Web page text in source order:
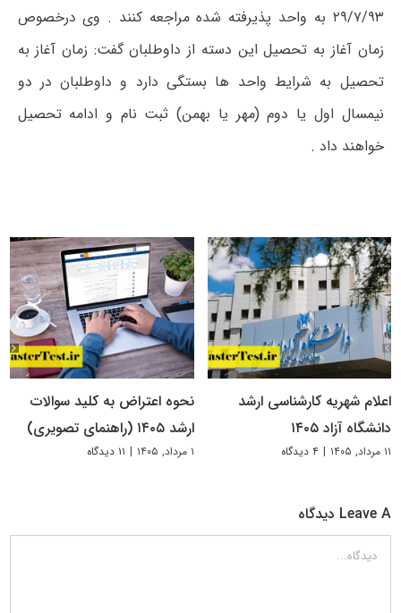
۲۹/۷/۹۳ به واحد پذیرفته شده مراجعه کنند . وی درخصوص
زمان آغاز به تحصیل این دسته از داوطلبان گفت: زمان آغاز به
تحصیل به شرایط واحد ها بستگی دارد و داوطلبان در دو
نیمسال اول یا دوم (مهر یا بهمن) ثبت نام و ادامه تحصیل
خواهند داد .
اعلام شهریه کارشناسی ارشد
دانشگاه آزاد ۱۴۰۵
۱۱ مرداد, ۱۴۰۵ | ۴ دیدگاه
نحوه اعتراض به کلید سوالات
ارشد ۱۴۰۵ (راهنمای تصویری)
۱ مرداد, ۱۴۰۵ | ۱۱ دیدگاه
Leave A دیدگاه
دیدگاه